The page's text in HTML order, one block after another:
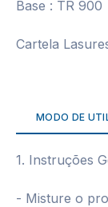
Base : TR 900
Cartela
MODO DE
1. Instruções
- Misture o